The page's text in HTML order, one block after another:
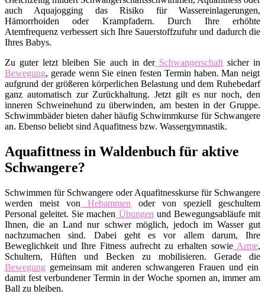
auch Aquajogging das Risiko für Wassereinlagerungen,
Hämorrhoiden oder Krampfadern. Durch Ihre erhöhte
Atemfrequenz verbessert sich Ihre Sauerstoffzufuhr und dadurch die
Ihres Babys.
Zu guter letzt bleiben Sie auch in derSchwangerschaftsicher in
Bewegung, gerade wenn Sie einen festen Termin haben. Man neigt
aufgrund der größeren körperlichen Belastung und dem Ruhebedarf
ganz automatisch zur Zurückhaltung. Jetzt gilt es nur noch, den
inneren Schweinehund zu überwinden, am besten in der Gruppe.
Schwimmbäder bieten daher häufig Schwimmkurse für Schwangere
an. Ebenso beliebt sind Aquafitness bzw. Wassergymnastik.
Aquafittness in Waldenbuch für aktive
Schwangere?
Schwimmen für Schwangere oder Aquafitnesskurse für Schwangere
werden meist von Hebammen oder von speziell geschultem
Personal geleitet. Sie machen Übungen und Bewegungsabläufe mit
Ihnen, die an Land nur schwer möglich, jedoch im Wasser gut
nachzumachen sind. Dabei geht es vor allem darum, Ihre
Beweglichkeit und Ihre Fitness aufrecht zu erhalten sowie Arme,
Schultern, Hüften und Becken zu mobilisieren. Gerade die
Bewegung gemeinsam mit anderen schwangeren Frauen und ein
damit fest verbundener Termin in der Woche spornen an, immer am
Ball zu bleiben.